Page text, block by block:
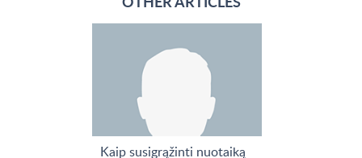
Kaip susigrąžinti nuotaiką